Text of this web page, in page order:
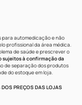
para automedicação e não
profissional da área médica.
de saúde e prescrever o
sujeitos à confirmação da
de separação dos produtos
do estoque em loja.
PREÇOS DAS LOJAS